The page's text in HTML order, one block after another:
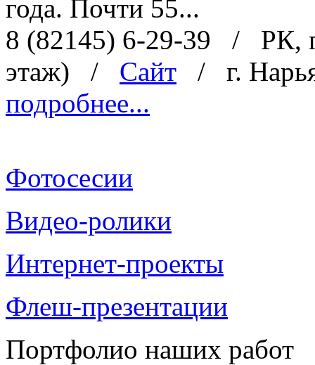
года. Почти 55...
8 (82145) 6-29-39
/
РК,
этаж)
/ Сайт /
г.
подробнее...
Фотосесии
Видео-ролики
Интернет-проекты
Флеш-презентации
Портфолио наших работ